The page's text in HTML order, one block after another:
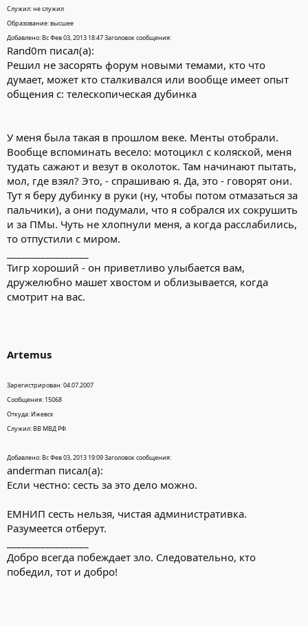
Служил: не служил
Образование: высшее
Добавлено: Вс Фев 03, 2013 18:47 Заголовок сообщения:
Rand0m писал(а):
Решил не засорять форум новыми темами, кто что
думает, может кто сталкивался или вообще имеет опыт
общения с: телескопическая дубинка
У меня была такая в прошлом веке. Менты отобрали.
Вообще вспоминать весело: мотоцикл с коляской, меня
тудать сажают и везут в околоток. Там начинают пытать,
мол, где взял? Это, - спрашиваю я. Да, это - говорят они.
Тут я беру дубинку в руки (ну, чтобы потом отмазаться за
пальчики), а они подумали, что я собрался их сокрушить
и за ПМы. Чуть не хлопнули меня, а когда расслабились,
то отпустили с миром.
Тигр хороший - он приветливо улыбается вам,
дружелюбно машет хвостом и облизывается, когда
смотрит на вас.
Artemus
Зарегистрирован: 04.07.2007
Сообщения: 15068
Откуда: Ижевск
Служил: ВВ МВД РФ
Добавлено: Вс Фев 03, 2013 19:09 Заголовок сообщения:
anderman писал(а):
Если честно: сесть за это дело можно.
ЕМНИП сесть нельзя, чистая административка.
Разумеется отберут.
Добро всегда побеждает зло. Следовательно, кто
победил, тот и добро!